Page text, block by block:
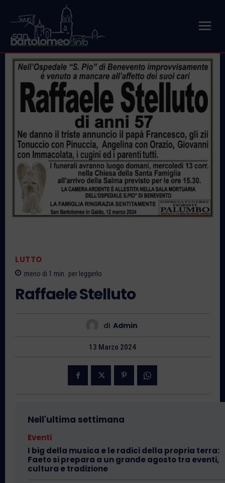
LUTTO
meno di 1 min. per leggerlo
Raffaele Stelluto
di Admin
13 Marzo 2024
Nell'ultima settimana
Eventi
I big della musica e le radici della propria terra:
Faeto si prepara a un grande agosto tra eventi,
cultura e tradizione